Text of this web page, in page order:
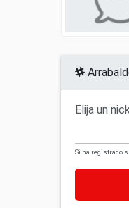
Elija un
Si ha registrado